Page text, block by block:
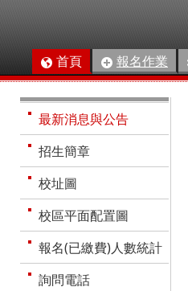
首頁 報名作業
最新消息與公告
招生簡章
校址圖
校區平面配置圖
報名(已繳費)人數統計
詢問電話